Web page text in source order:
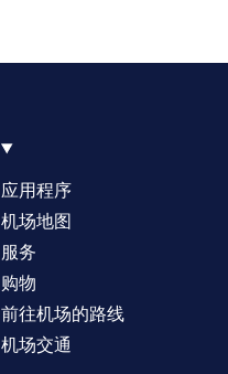
应用程序
机场地图
服务
购物
前往机场的路线
机场交通